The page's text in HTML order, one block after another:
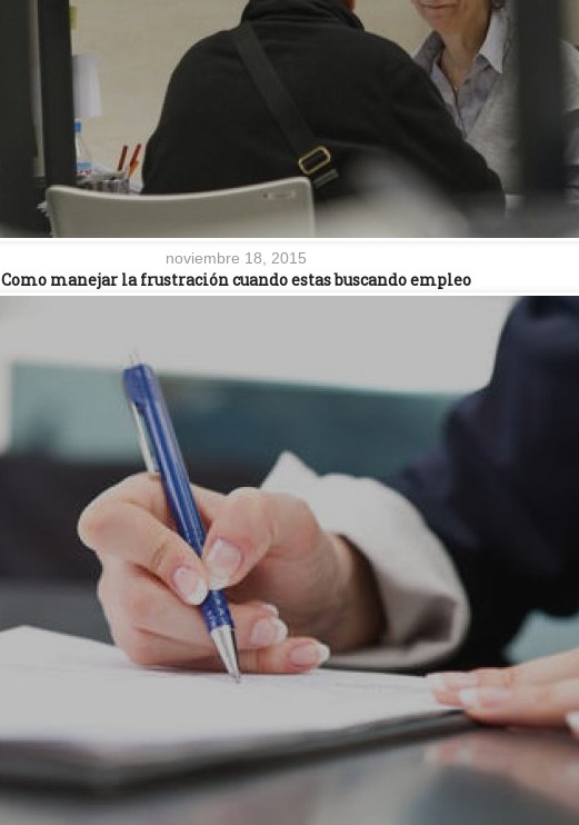
noviembre 18, 2015
Como manejar la frustración cuando estas buscando empleo